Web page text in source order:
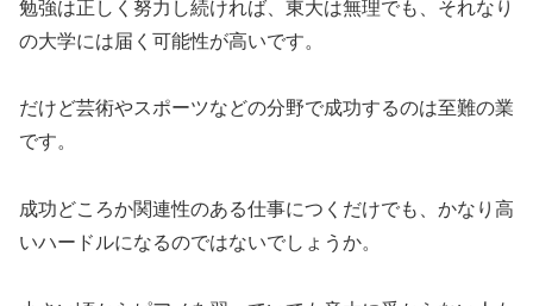
勉強は正しく努力し続ければ、東大は無理でも、それなり
の大学には届く可能性が高いです。
だけど芸術やスポーツなどの分野で成功するのは至難の業
です。
成功どころか関連性のある仕事につくだけでも、かなり高
いハードルになるのではないでしょうか。